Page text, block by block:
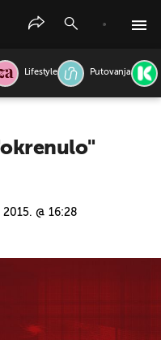
Lifestyle Putovanja
@ 16:28